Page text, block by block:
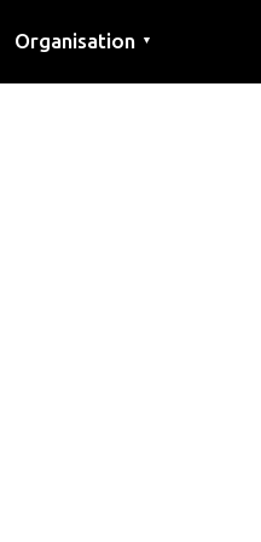
Organisation ▼